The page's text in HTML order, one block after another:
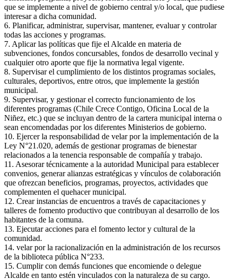
que se implemente a nivel de gobierno central y/o local, que pudiese
interesar a dicha comunidad.
6. Planificar, administrar, supervisar, mantener, evaluar y controlar
todas las acciones y programas.
7. Aplicar las políticas que fije el Alcalde en materia de
subvenciones, fondos concursables, fondos de desarrollo vecinal y
cualquier otro aporte que fije la normativa legal vigente.
8. Supervisar el cumplimiento de los distintos programas sociales,
culturales, deportivos, entre otros, que implemente la gestión
municipal.
9. Supervisar, y gestionar el correcto funcionamiento de los
diferentes programas (Chile Crece Contigo, Oficina Local de la
Niñez, etc.) que se incluyan dentro de la cartera municipal interna o
sean encomendadas por los diferentes Ministerios de gobierno.
10. Ejercer la responsabilidad de velar por la implementación de la
Ley N°21.020, además de gestionar programas de bienestar
relacionados a la tenencia responsable de compañía y trabajo.
11. Asesorar técnicamente a la autoridad Municipal para establecer
convenios, generar alianzas estratégicas y vínculos de colaboración
que ofrezcan beneficios, programas, proyectos, actividades que
complementen el quehacer municipal.
12. Crear instancias de encuentros a través de capacitaciones y
talleres de fomento productivo que contribuyan al desarrollo de los
habitantes de la comuna.
13. Ejecutar acciones para el fomento lector y cultural de la
comunidad.
14. velar por la racionalización en la administración de los recursos
de la biblioteca pública N°233.
15. Cumplir con demás funciones que encomiende o delegue
Alcalde en tanto estén vinculados con la naturaleza de su cargo.